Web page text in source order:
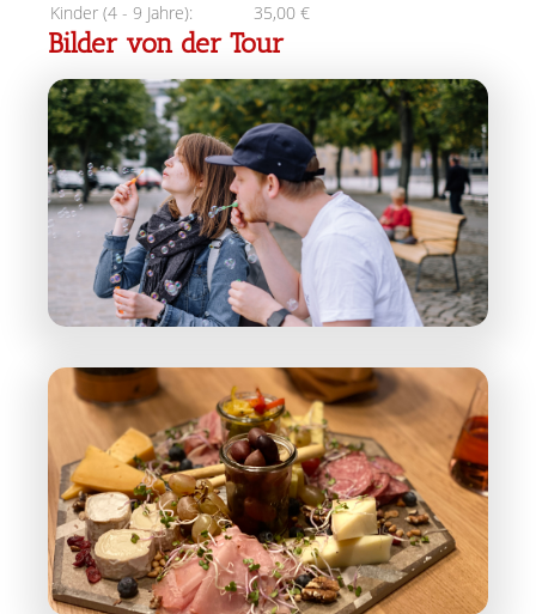
Kinder (4 - 9 Jahre):
35,00 €
Bilder von der Tour